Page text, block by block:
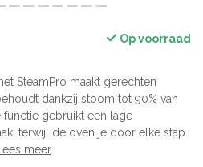
Op voorraad
SteamPro maakt gerechten
dankzij stoom tot 90% van
functie gebruikt een lage
terwijl de oven je door elke stap
meer.